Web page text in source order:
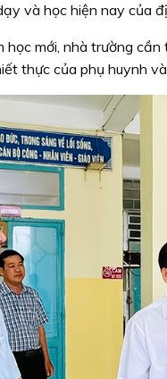
và học hiện nay của
mới, nhà trường
thực của phụ huynh